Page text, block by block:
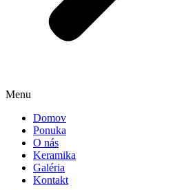
Menu
Domov
Ponuka
O nás
Keramika
Galéria
Kontakt